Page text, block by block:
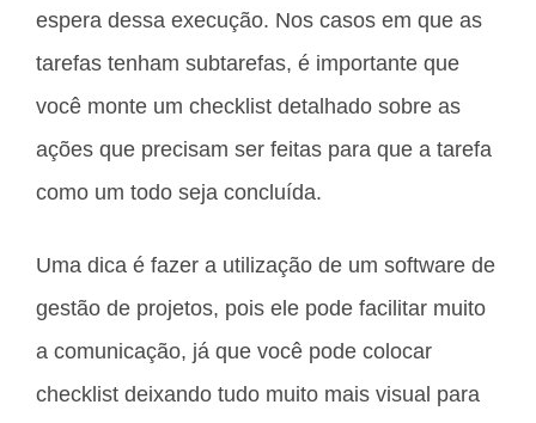
espera dessa execução. Nos casos em que as
tarefas tenham subtarefas, é importante que
você monte um checklist detalhado sobre as
ações que precisam ser feitas para que a tarefa
como um todo seja concluída.
Uma dica é fazer a utilização de um software de
gestão de projetos, pois ele pode facilitar muito
a comunicação, já que você pode colocar
checklist deixando tudo muito mais visual para